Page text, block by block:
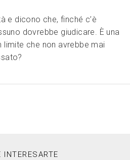
e dicono che, finché c’è
dovrebbe giudicare. È una
limite che non avrebbe mai
INTERESARTE